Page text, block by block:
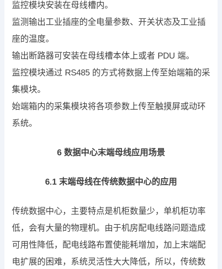
监控模块安装在母线槽内。
监测输出工业插座的全电量参数、开关状态及工业插
座的温度。
输出断路器可安装在母线槽本体上或者 PDU 端。
监控模块通过 RS485 的方式将数据上传至始端箱的采
集模块。
始端箱内的采集模块将各项参数上传至触摸屏或动环
系统。
6 数据中心末端母线应用场景
6.1 末端母线在传统数据中心的应用
传统数据中心，主要特点是机柜数量少，单机柜功率
低，会有大量的物理机。由于机房配电线路问题造成
可用性降低，配电线路布置使能耗增加，加上末端配
电扩展的困难，系统灵活性大大降低，所以，传统数